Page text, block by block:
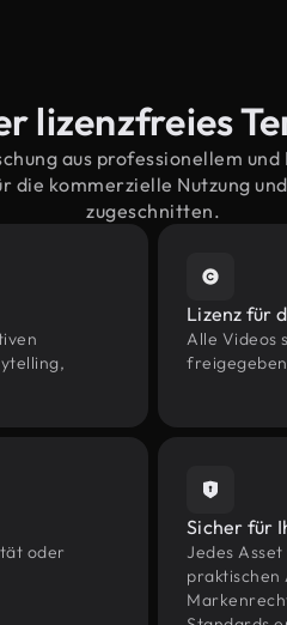
lizenzfreies
aus professionellem
die kommerzielle Nutzung
zugeschnitten.
Lizenz für
Alle Videos
oder
Sicher für
Jedes
praktischen